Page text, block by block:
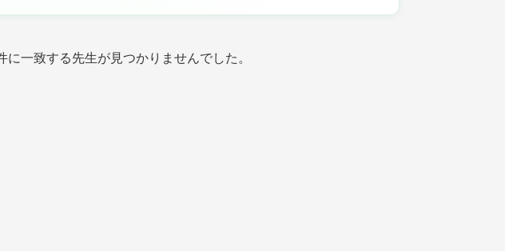
に一致する先生が見つかりませんでした。